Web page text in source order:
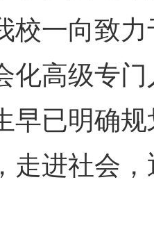
校一向致
化高级专
早已明确
走进社会